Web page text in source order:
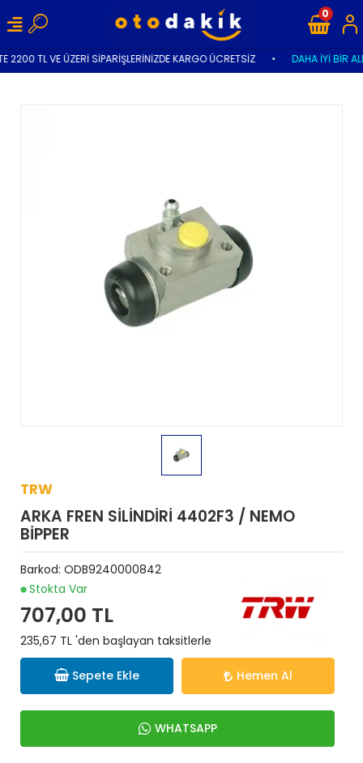
2200 TL VE ÜZERİ SİPARİŞLERİNİZDE KARGO ÜCRETSİZ DAHA İYİ BİR
0
TRW
ARKA FREN SİLİNDİRİ 4402F3 / NEMO
BİPPER
Barkod: ODB9240000842
Stokta Var
707,00 TL
235,67 TL 'den başlayan taksitlerle
Sepete Ekle Hemen Al
WHATSAPP